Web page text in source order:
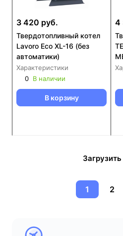
3 420 руб.
Твердотопливный котел
Lavoro Eco XL-16 (без
автоматики)
Характеристики
0 В наличии
В корзину
4
1 2